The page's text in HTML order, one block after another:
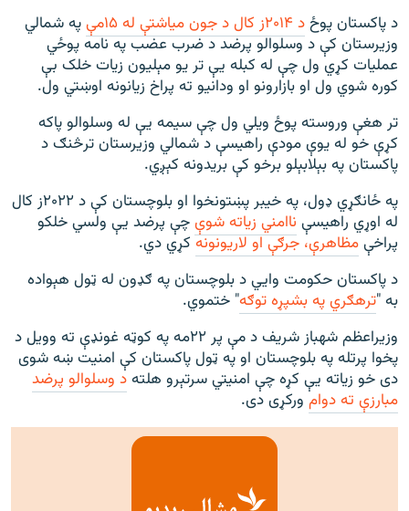
د پاکستان پوځد ۲۰۱۴ز کال د جون میاشتې له ۱۵مې
په شمالي
وزیرستان کې د وسلوالو پرضد د ضرب عضب په نامه پوځي
عملیات کړي ول چې له کبله یې تر یو مېلیون زیات خلک بې
کوره شوي ول او بازارونو او ودانیو ته پراخ زیانونه اوښتي ول.
تر هغې وروسته پوځ ویلي ول چې سیمه یې له وسلوالو پاکه
کړې خو له یوې مودې راهیسې د شمالي وزیرستان ترڅنګ د
پاکستان په بېلابېلو برخو کې بریدونه کېږي.
په ځانګړي ډول، په خیبر پښتونخوا او بلوچستان کې د ۲۰۲۲ز کال
له اوړي راهیسې ناامني زیاته شوېچې پرضد یې ولسي خلکو
پراخېمظاهرې، جرګې او لاریونونهکړي دي.
د پاکستان حکومت وایي د بلوچستان په ګډون له ټول هېواده
به "ترهګري په بشپړه توګه" ختموي.
وزیراعظم شهباز شریف د مې پر ۲۲مه په کوټه غونډې ته وویل د
پخوا پرتله په بلوچستان او په ټول پاکستان کې امنیت ښه شوی
دی خو زیاته یې کړه چې امنیتي سرتېرو هلتهد وسلوالو پرضد
مبارزې ته دوام ورکړی دی.